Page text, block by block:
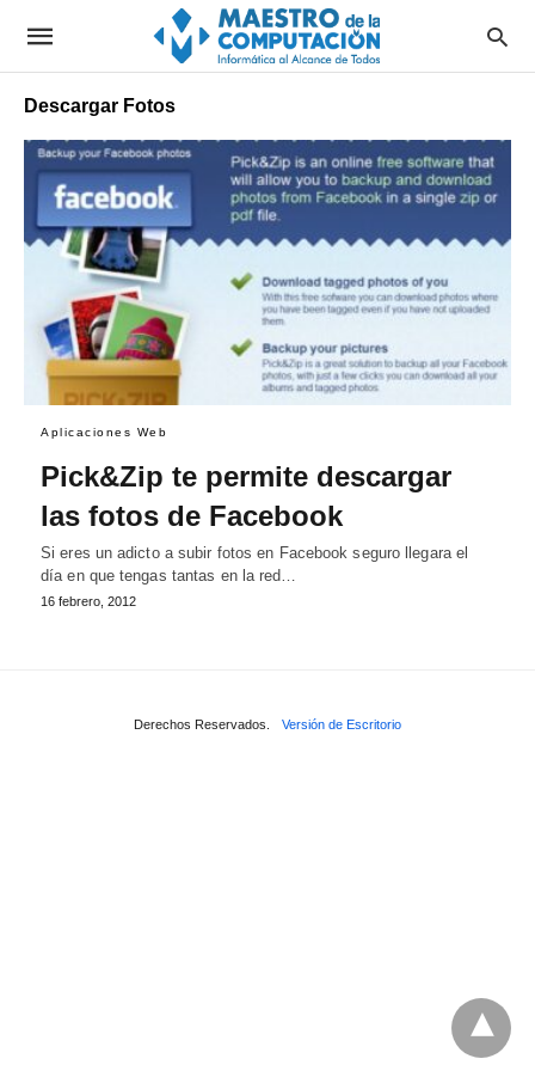
Descargar Fotos
Aplicaciones Web
Pick&Zip te permite descargar
las fotos de Facebook
Si eres un adicto a subir fotos en Facebook seguro llegara el
día en que tengas tantas en la red…
16 febrero, 2012
Derechos Reservados. Versión de Escritorio